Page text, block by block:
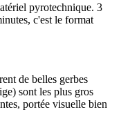
pyrotechnique. 3
c'est le format
de belles gerbes
sont les plus gros
portée visuelle bien